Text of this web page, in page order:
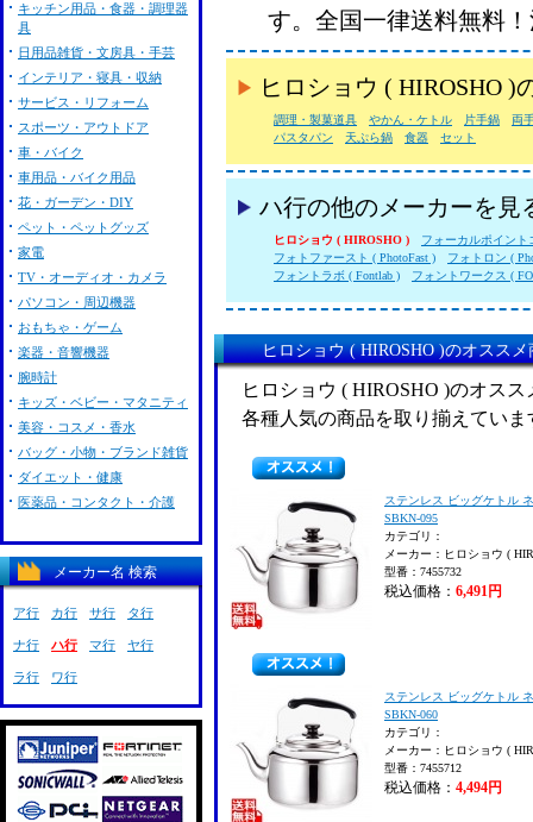
す。全国一律送料無料
ヒロショウ ( HIROSHO
調理・製菓道具 やかん・ケトル 片手鍋
両
パスタパン
天ぷら鍋 食器 セット
ハ行の他のメーカーを見
ヒロショウ ( HIROSHO )
フォーカルポイント
フォトファースト ( PhotoFast )
フォトロン (
フォントラボ ( Fontlab )
フォントワークス (
ヒロショウ ( HIROSHO )のオススメ
ヒロショウ ( HIROSHO )のオス
各種人気の商品を取り揃えていま
ステンレス ビッグケトル
SBKN-095
カテゴリ：
メーカー：ヒロショウ (
型番：7455732
税込価格： 6,491円
ステンレス ビッグケトル
SBKN-060
カテゴリ：
メーカー：ヒロショウ (
型番：7455712
税込価格： 4,494円
キッチン用品・食器・調理器
具
日用品雑貨・文房具・手芸
インテリア・寝具・収納
サービス・リフォーム
スポーツ・アウトドア
車・バイク
車用品・バイク用品
花・ガーデン・DIY
ペット・ペットグッズ
家電
TV・オーディオ・カメラ
パソコン・周辺機器
おもちゃ・ゲーム
楽器・音響機器
腕時計
キッズ・ベビー・マタニティ
美容・コスメ・香水
バッグ・小物・ブランド雑貨
ダイエット・健康
医薬品・コンタクト・介護
メーカー名 検索
ア行 カ行 サ行 タ行
ナ行 ハ行 マ行 ヤ行
ラ行 ワ行